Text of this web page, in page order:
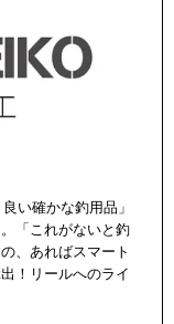
い確かな釣用品」
「これがないと釣
、あればスマート
！リールへのライ
る「巻き替えスプ